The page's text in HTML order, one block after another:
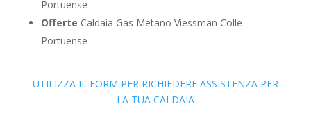
Portuense
Offerte Caldaia Gas Metano Viessman Colle
Portuense
UTILIZZA IL FORM PER RICHIEDERE ASSISTENZA PER
LA TUA CALDAIA